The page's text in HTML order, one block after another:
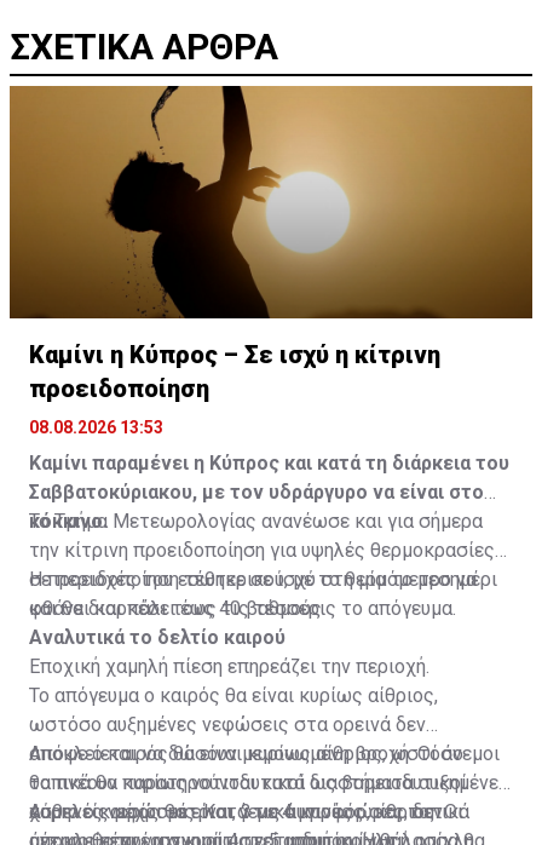
ΣΧΕΤΙΚΑ ΑΡΘΡΑ
Καμίνι η Κύπρος – Σε ισχύ η κίτρινη
προειδοποίηση
08.08.2026 13:53
Καμίνι παραμένει η Κύπρος και κατά τη διάρκεια του
Σαββατοκύριακου, με τον υδράργυρο να είναι στο
κόκκινο.
Το Τμήμα Μετεωρολογίας ανανέωσε και για σήμερα
την κίτρινη προειδοποίηση για υψηλές θερμοκρασίες
σε περιοχές του εσωτερικού, με το θερμόμετρο να
φθάνει και πάλι τους 40 βαθμούς.
Η προειδοποίηση τέθηκε σε ισχύ στη μία το μεσημέρι
και θα διαρκέσει έως τις τέσσερις το απόγευμα.
Αναλυτικά το δελτίο καιρού
Εποχική χαμηλή πίεση επηρεάζει την περιοχή.
Το απόγευμα ο καιρός θα είναι κυρίως αίθριος,
ωστόσο αυξημένες νεφώσεις στα ορεινά δεν
αποκλείεται να δώσουν μεμονωμένη βροχή. Οι άνεμοι
θα πνέουν κυρίως νοτιοδυτικοί ως βορειοδυτικοί
ασθενείς μέχρι μέτριοι, 3 με 4 μποφόρ, και τοπικά
Απόψε ο καιρός θα είναι κυρίως αίθριος, ωστόσο
τοπικά θα παρατηρούνται κατά διαστήματα αυξημένες
χαμηλές νεφώσεις. Κατά τις αυγινές ώρες, δεν
Αύριο ο καιρός θα είναι γενικά κυρίως αίθριος. Οι